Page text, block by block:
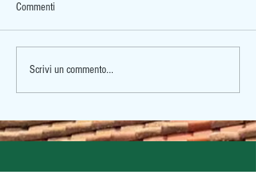
Commenti
Scrivi un commento...